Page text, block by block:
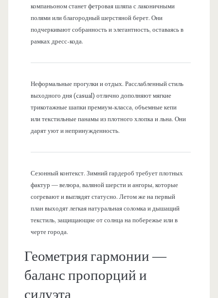
компаньоном станет фетровая шляпа с лаконичными
полями или благородный шерстяной берет. Они
подчеркивают собранность и элегантность, оставаясь в
рамках дресс-кода.
Неформальные прогулки и отдых. Расслабленный стиль
выходного дня (casual) отлично дополняют мягкие
трикотажные шапки премиум-класса, объемные кепи
или текстильные панамы из плотного хлопка и льна. Они
дарят уют и непринужденность.
Сезонный контекст. Зимний гардероб требует плотных
фактур — велюра, валяной шерсти и ангоры, которые
согревают и выглядят статусно. Летом же на первый
план выходят легкая натуральная соломка и дышащий
текстиль, защищающие от солнца на побережье или в
черте города.
Геометрия гармонии —
баланс пропорций и